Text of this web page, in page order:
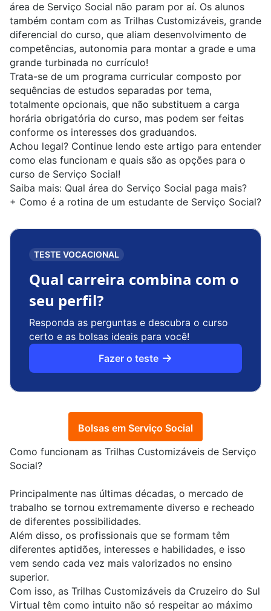
área de Serviço Social não param por aí. Os alunos
também contam com as Trilhas Customizáveis, grande
diferencial do curso, que aliam desenvolvimento de
competências, autonomia para montar a grade e uma
grande turbinada no currículo!
Trata-se de um programa curricular composto por
sequências de estudos separadas por tema,
totalmente opcionais, que não substituem a carga
horária obrigatória do curso, mas podem ser feitas
conforme os interesses dos graduandos.
Achou legal? Continue lendo este artigo para entender
como elas funcionam e quais são as opções para o
curso de Serviço Social!
Saiba mais: Qual área do Serviço Social paga mais?
+ Como é a rotina de um estudante de Serviço Social?
TESTE VOCACIONAL
Qual carreira combina com o
seu perfil?
Responda as perguntas e descubra o curso
certo e as bolsas ideais para você!
Fazer o teste
Bolsas em Serviço Social
Como funcionam as Trilhas Customizáveis de Serviço
Social?
Principalmente nas últimas décadas, o mercado de
trabalho se tornou extremamente diverso e recheado
de diferentes possibilidades.
Além disso, os profissionais que se formam têm
diferentes aptidões, interesses e habilidades, e isso
vem sendo cada vez mais valorizados no ensino
superior.
Com isso, as Trilhas Customizáveis da Cruzeiro do Sul
Virtual têm como intuito não só respeitar ao máximo